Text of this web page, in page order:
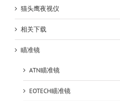
猫头鹰夜视仪
相关下载
瞄准镜
ATN瞄准镜
EOTECH瞄准镜